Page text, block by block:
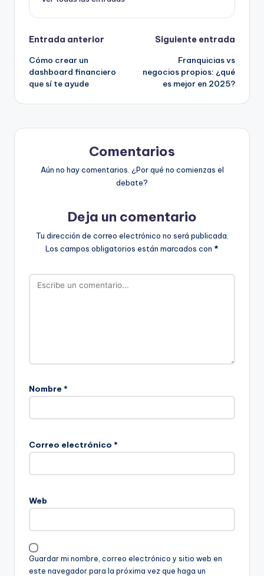
Navegación
de
entradas
Entrada anterior
Cómo crear un
dashboard financiero
que sí te ayude
Siguiente entrada
Franquicias vs
negocios propios: ¿qué
es mejor en 2025?
Comentarios
Aún no hay comentarios. ¿Por qué no comienzas el
debate?
Deja un comentario
Tu dirección de correo electrónico no será publicada.
Los campos obligatorios están marcados con *
Nombre *
Correo electrónico *
Web
Guardar mi nombre, correo electrónico y sitio web en
este navegador para la próxima vez que haga un